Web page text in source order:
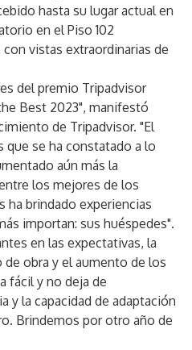
hasta su lugar actual en
en el Piso 102
vistas extraordinarias de
del premio Tripadvisor
Best 2023", manifestó
de Tripadvisor. "El
se ha constatado a lo
aún más la
los mejores de los
ha brindado experiencias
importan: sus huéspedes".
en las expectativas, la
obra y el aumento de los
fácil y no deja de
y la capacidad de adaptación
Brindemos por otro año de